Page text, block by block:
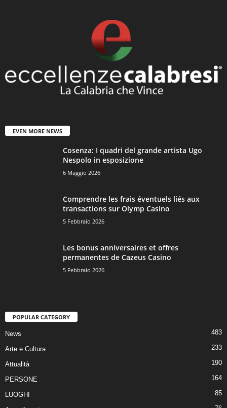
EVEN MORE NEWS
Cosenza: I quadri del grande artista Ugo
Nespolo in esposizione
6 Maggio 2026
Comprendre les frais éventuels liés aux
transactions sur Olymp Casino
5 Febbraio 2026
Les bonus anniversaires et offres
permanentes de Cazeus Casino
5 Febbraio 2026
POPULAR CATEGORY
News 483
Arte e Cultura 233
Attualità 190
PERSONE 164
LUOGHI 85